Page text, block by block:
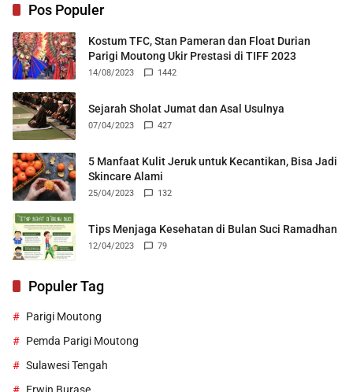
Pos Populer
Kostum TFC, Stan Pameran dan Float Durian
Parigi Moutong Ukir Prestasi di TIFF 2023
14/08/2023 1442
Sejarah Sholat Jumat dan Asal Usulnya
07/04/2023 427
5 Manfaat Kulit Jeruk untuk Kecantikan, Bisa Jadi
Skincare Alami
25/04/2023 132
Tips Menjaga Kesehatan di Bulan Suci Ramadhan
12/04/2023 79
Populer Tag
Parigi Moutong
Pemda Parigi Moutong
Sulawesi Tengah